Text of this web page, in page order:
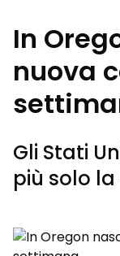
In
nuova
Gli Stati
più solo